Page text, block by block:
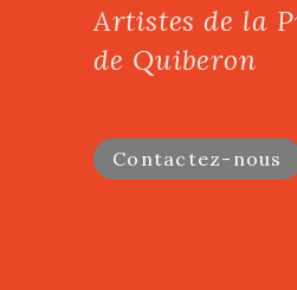
Artistes de la
de Quiberon
Contactez-nous